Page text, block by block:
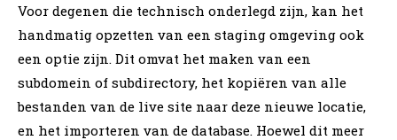
Voor degenen die technisch onderlegd zijn, kan het
handmatig opzetten van een staging omgeving ook
een optie zijn. Dit omvat het maken van een
subdomein of subdirectory, het kopiëren van alle
bestanden van de live site naar deze nieuwe locatie,
en het importeren van de database. Hoewel dit meer